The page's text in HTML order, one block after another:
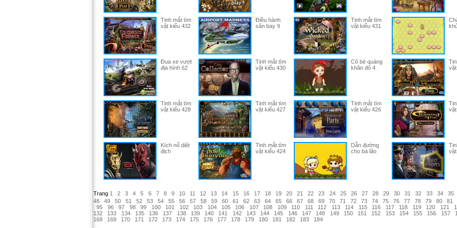
Tinh mắt tìm
vật kiểu 432
Điều hành
sân bay 9
Tinh mắt tìm
vật kiểu 431
Đua xe vượt
địa hình 62
Tinh mắt tìm
vật kiểu 430
Cô bé quàng
khăn đỏ 4
Tinh mắt tìm
vật kiểu 428
Tinh mắt tìm
vật kiểu 427
Tinh mắt tìm
vật kiểu 426
Kích nổ diệt
địch
Tinh mắt tìm
vật kiểu 424
Dẫn đường
cho bà lão
Trang 1 2 3 4 5 6 7 8 9 10 11 12 13 14 15 16 17 18 19 20 21 22 23 24 25 26 27 28 29 30 31 32 33 34
35
48
49 50 51 52 53 54 55 56 57 58 59 60 61 62 63 64 65 66 67 68 69 70 71 72 73 74 75 76 77 78 79 80
81
95
96 97 98 99 100 101 102 103 104 105 106 107 108 109 110 111 112 113 114 115 116 117 118 119 120 121
132
133 134 135 136 137 138 139 140 141 142 143 144 145 146 147 148 149 150 151 152 153 154 155 156 157
168
169 170 171 172 173 174 175 176 177 178 179 180 181 182 183 184